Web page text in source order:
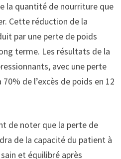
la quantité de nourriture que
Cette réduction de la
par une perte de poids
terme. Les résultats de la
avec une perte
de l’excès de poids en 12
de noter que la perte de
de la capacité du patient à
et équilibré après